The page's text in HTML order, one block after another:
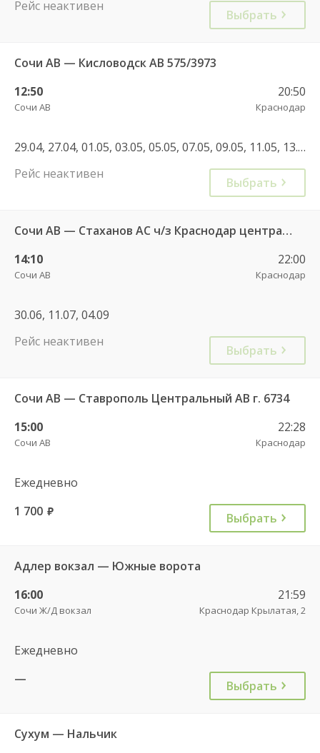
Рейс неактивен
Выбрать
Сочи АВ — Кисловодск АВ 575/3973
12:50
Сочи АВ
20:50
Краснодар
29.04, 27.04, 01.05, 03.05, 05.05, 07.05, 09.05, 11.05, 13.05, 15.05, 17.05, 19.05, 21.05, 23.05, 25.05, 27.05, 29.05, 31.05, 02.06, 04.06, 06.06, 08.06, 10.06, 12.06, 14.06, 16.06, 18.06, 20.06, 22.06, 24.06, 26.06, 28.06, 30.06, 04.07, 06.07, 08.07, 10.07, 12.07, 14.07, 16.07, 18.07, 20.07, 22.07, 24.07, 26.06, 28.07, 30.07, 01.08, 05.08, 09.08, 13.08, 17.08, 21.08, 25.08, 29.08, 02.09, 06.09, 10.09, 14.09, 18.09, 22.09, 26.09, 30.09, 08.10, 12.10, 20.10, 28.10, 05.11, 09.11, 13.11, 17.11, 25.11
Рейс неактивен
Выбрать
Сочи АВ — Стаханов АС ч/з Краснодар центральный АВ № 1, АВ "Главный" г. Ростов-на-Дону, Должанск, Краснодон АС, Луганск АС-1, Луганск АС ГУП ЛНР автод
14:10
Сочи АВ
22:00
Краснодар
30.06, 11.07, 04.09
Рейс неактивен
Выбрать
Сочи АВ — Ставрополь Центральный АВ г. 6734
15:00
Сочи АВ
22:28
Краснодар
Ежедневно
1 700 руб. Выбрать
Адлер вокзал — Южные ворота
16:00
Сочи Ж/Д вокзал
21:59
Краснодар Крылатая, 2
Ежедневно
—
Выбрать
Сухум — Нальчик